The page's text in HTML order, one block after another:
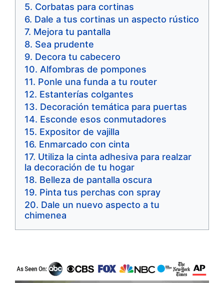
Corbatas para cortinas
Dale a tus cortinas un aspecto rústico
Mejora tu pantalla
Sea prudente
Decora tu cabecero
Alfombras de pompones
Ponle una funda a tu router
Estanterías colgantes
Decoración temática para puertas
Esconde esos conmutadores
Expositor de vajilla
Enmarcado con cinta
Utiliza la cinta adhesiva para realzar
la decoración de tu hogar
Belleza de pantalla oscura
Pinta tus perchas con spray
Dale un nuevo aspecto a tu
chimenea